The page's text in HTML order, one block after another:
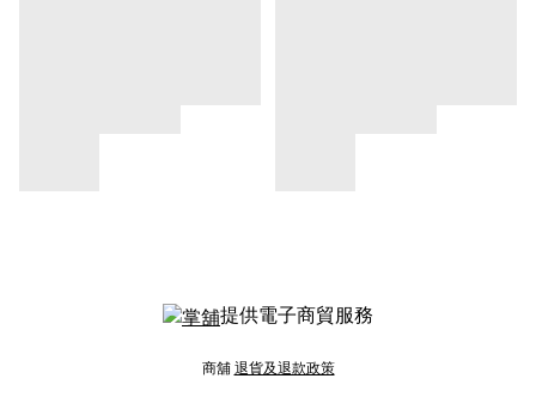
提供電子商貿服務
商舖 退貨及退款政策